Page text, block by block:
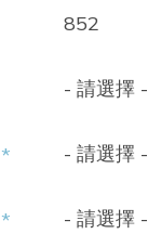
852
- 請選擇 -
* - 請選擇 -
* - 請選擇 -